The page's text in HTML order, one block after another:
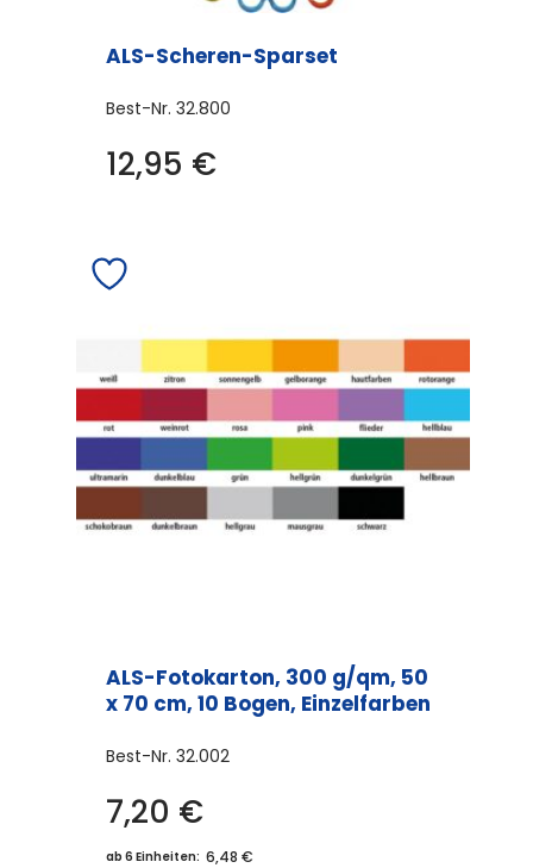
ALS-Scheren-Sparset
Best-Nr. 32.800
12,95 €
ALS-Fotokarton, 300 g/qm, 50
x 70 cm, 10 Bogen, Einzelfarben
Best-Nr. 32.002
7,20 €
ab 6 Einheiten: 6,48 €